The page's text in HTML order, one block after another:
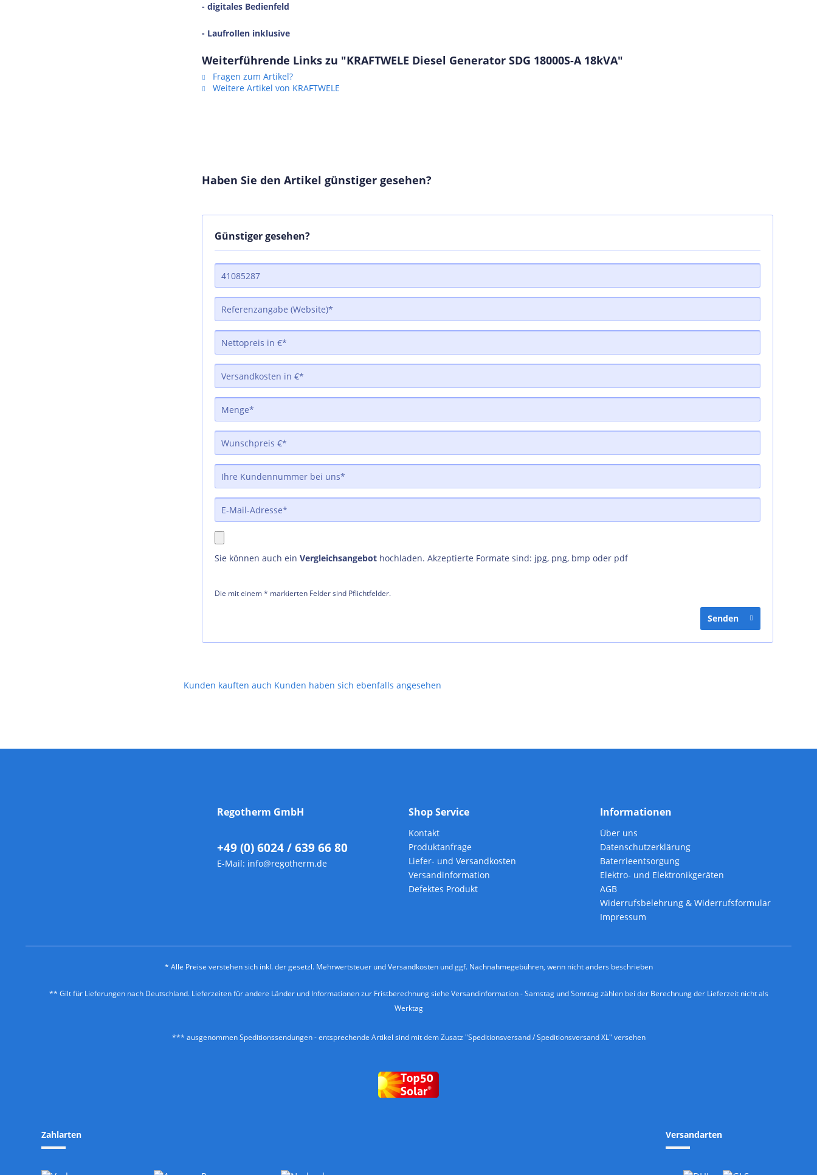
- digitales Bedienfeld
- Laufrollen inklusive
Weiterführende Links zu "KRAFTWELE Diesel Generator SDG 18000S-A 18kVA"
Fragen zum Artikel?
Weitere Artikel von KRAFTWELE
Haben Sie den Artikel günstiger gesehen?
Günstiger gesehen?
Sie können auch ein Vergleichsangebot hochladen. Akzeptierte Formate sind: jpg, png, bmp oder pdf
Die mit einem * markierten Felder sind Pflichtfelder.
Senden
Kunden kauften auch Kunden haben sich ebenfalls angesehen
Regotherm GmbH
+49 (0) 6024 / 639 66 80
E-Mail: info@regotherm.de
Shop Service
Kontakt
Produktanfrage
Liefer- und Versandkosten
Versandinformation
Defektes Produkt
Informationen
Über uns
Datenschutzerklärung
Baterrieentsorgung
Elektro- und Elektronikgeräten
AGB
Widerrufsbelehrung & Widerrufsformular
Impressum
* Alle Preise verstehen sich inkl. der gesetzl. Mehrwertsteuer undVersandkostenund ggf. Nachnahmegebühren, wenn nicht anders beschrieben
** Gilt für Lieferungen nach Deutschland. Lieferzeiten für andere Länder und Informationen zur Fristberechnung siehe Versandinformation- Samstag und Sonntag zählen bei der Berechnung der Lieferzeit nicht als
Werktag
*** ausgenommen Speditionssendungen - entsprechende Artikel sind mit dem Zusatz "Speditionsversand / Speditionsversand XL" versehen
Zahlarten Versandarten